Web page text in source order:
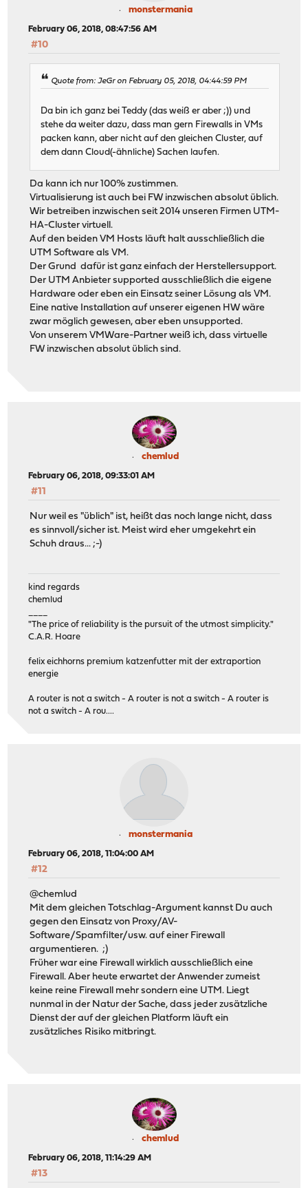
monstermania
February 06, 2018, 08:47:56 AM
#10
Quote from: JeGr on February 05, 2018, 04:44:59 PM
Da bin ich ganz bei Teddy (das weiß er aber ;)) und
stehe da weiter dazu, dass man gern Firewalls in VMs
packen kann, aber nicht auf den gleichen Cluster, auf
dem dann Cloud(-ähnliche) Sachen laufen.
Da kann ich nur 100% zustimmen.
Virtualisierung ist auch bei FW inzwischen absolut üblich.
Wir betreiben inzwischen seit 2014 unseren Firmen UTM-
HA-Cluster virtuell.
Auf den beiden VM Hosts läuft halt ausschließlich die
UTM Software als VM.
Der Grund dafür ist ganz einfach der Herstellersupport.
Der UTM Anbieter supported ausschließlich die eigene
Hardware oder eben ein Einsatz seiner Lösung als VM.
Eine native Installation auf unserer eigenen HW wäre
zwar möglich gewesen, aber eben unsupported.
Von unserem VMWare-Partner weiß ich, dass virtuelle
FW inzwischen absolut üblich sind.
chemlud
February 06, 2018, 09:33:01 AM
#11
Nur weil es "üblich" ist, heißt das noch lange nicht, dass
es sinnvoll/sicher ist. Meist wird eher umgekehrt ein
Schuh draus... ;-)
kind regards
chemlud
"The price of reliability is the pursuit of the utmost simplicity."
C.A.R. Hoare
felix eichhorns premium katzenfutter mit der extraportion
energie
A router is not a switch - A router is not a switch - A router is
not a switch - A rou....
monstermania
February 06, 2018, 11:04:00 AM
#12
@chemlud
Mit dem gleichen Totschlag-Argument kannst Du auch
gegen den Einsatz von Proxy/AV-
Software/Spamfilter/usw. auf einer Firewall
argumentieren. ;)
Früher war eine Firewall wirklich ausschließlich eine
Firewall. Aber heute erwartet der Anwender zumeist
keine reine Firewall mehr sondern eine UTM. Liegt
nunmal in der Natur der Sache, dass jeder zusätzliche
Dienst der auf der gleichen Platform läuft ein
zusätzliches Risiko mitbringt.
chemlud
February 06, 2018, 11:14:29 AM
#13